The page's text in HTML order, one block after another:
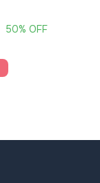
50% OFF